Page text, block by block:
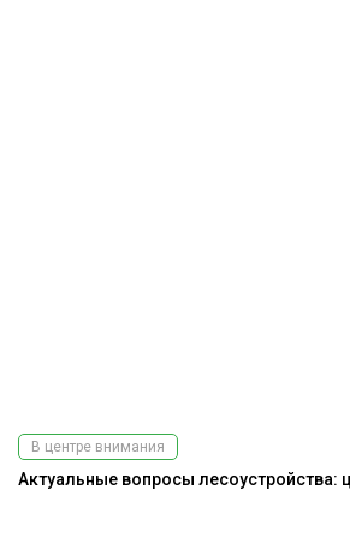
В центре внимания
Актуальные вопросы лесоустройства: